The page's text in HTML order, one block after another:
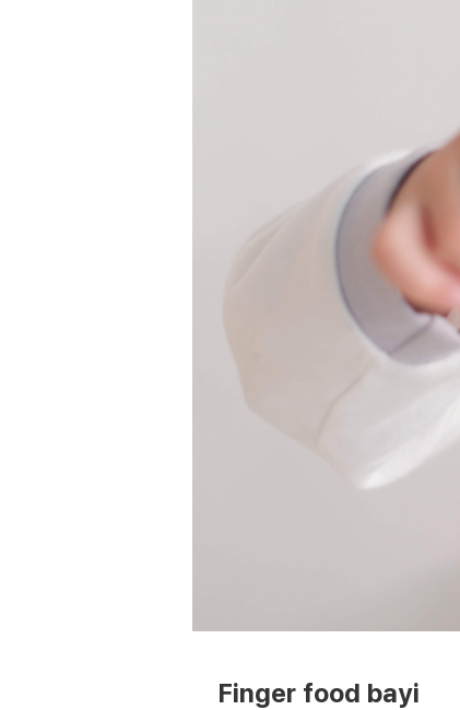
Finger food bayi